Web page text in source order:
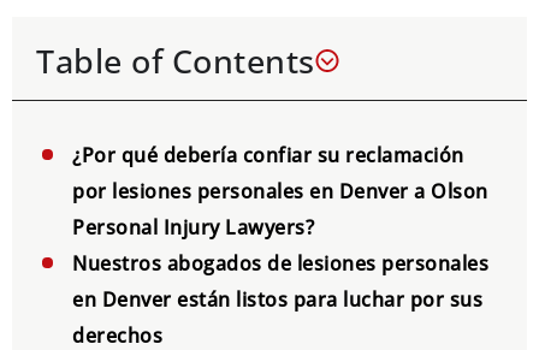
Table of Contents
¿Por qué debería confiar su reclamación
por lesiones personales en Denver a Olson
Personal Injury Lawyers?
Nuestros abogados de lesiones personales
en Denver están listos para luchar por sus
derechos